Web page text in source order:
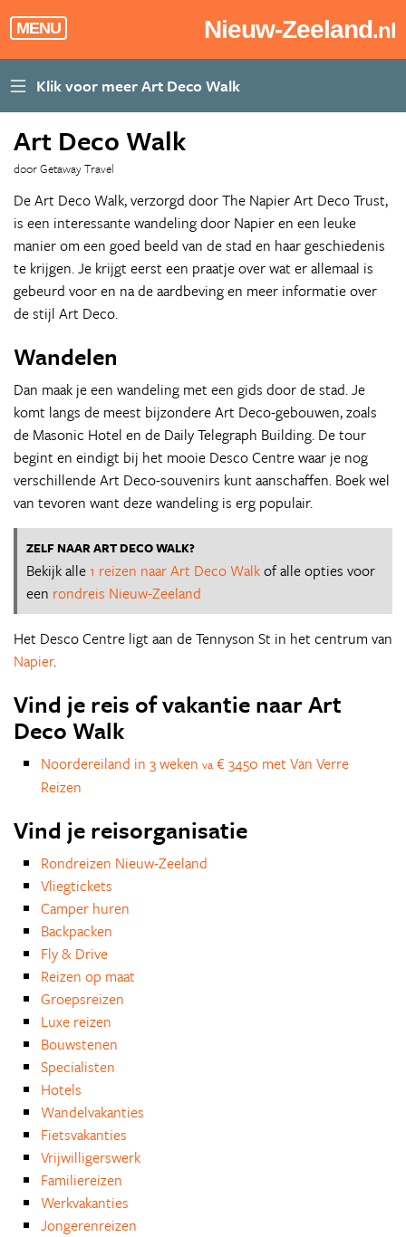
MENU Nieuw-Zeeland.nl
Art Deco Walk
door Getaway Travel
De Art Deco Walk, verzorgd door The Napier Art Deco Trust,
is een interessante wandeling door Napier en een leuke
manier om een goed beeld van de stad en haar geschiedenis
te krijgen. Je krijgt eerst een praatje over wat er allemaal is
gebeurd voor en na de aardbeving en meer informatie over
de stijl Art Deco.
Wandelen
Dan maak je een wandeling met een gids door de stad. Je
komt langs de meest bijzondere Art Deco-gebouwen, zoals
de Masonic Hotel en de Daily Telegraph Building. De tour
begint en eindigt bij het mooie Desco Centre waar je nog
verschillende Art Deco-souvenirs kunt aanschaffen. Boek wel
van tevoren want deze wandeling is erg populair.
ZELF NAAR ART DECO WALK?
Bekijk alle1 reizen naar Art Deco Walkof alle opties voor
een rondreis Nieuw-Zeeland
Het Desco Centre ligt aan de Tennyson St in het centrum van
Napier.
Vind je reis of vakantie naar Art
Deco Walk
Noordereiland in 3 weken va € 3450 met Van Verre
Reizen
Vind je reisorganisatie
Rondreizen Nieuw-Zeeland
Vliegtickets
Camper huren
Backpacken
Fly & Drive
Reizen op maat
Groepsreizen
Luxe reizen
Bouwstenen
Specialisten
Hotels
Wandelvakanties
Fietsvakanties
Vrijwilligerswerk
Familiereizen
Werkvakanties
Jongerenreizen